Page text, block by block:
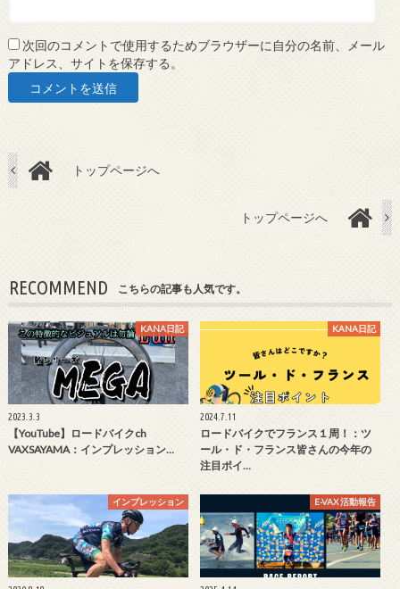
次回のコメントで使用するためブラウザーに自分の名前、メール
アドレス、サイトを保存する。
トップページへ
トップページへ
RECOMMEND こちらの記事も人気です。
KANA日記
2023.3.3
【YouTube】ロードバイクch
VAXSAYAMA：インプレッション…
KANA日記
2024.7.11
ロードバイクでフランス１周！：ツ
ール・ド・フランス皆さんの今年の
注目ポイ…
インプレッション E-VAX 活動報告